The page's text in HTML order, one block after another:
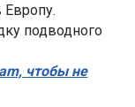
Европу.
подводного
чтобы не